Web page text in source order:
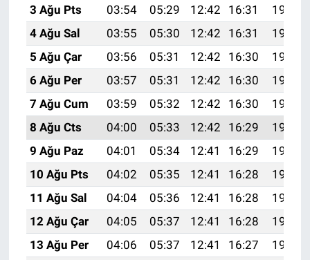
3 Ağu Pts
03:54 05:29 12:42 16:31
19:45
4 Ağu Sal
03:55 05:30 12:42 16:31
19:44
5 Ağu Çar
03:56 05:31 12:42 16:30
19:43
6 Ağu Per
03:57 05:31 12:42 16:30
19:42
7 Ağu Cum
03:59 05:32 12:42 16:30
19:41
8 Ağu Cts
04:00 05:33 12:42 16:29
19:40
9 Ağu Paz
04:01 05:34 12:41 16:29
19:39
10 Ağu Pts
04:02 05:35 12:41 16:28
19:38
11 Ağu Sal
04:04 05:36 12:41 16:28
19:37
12 Ağu Çar
04:05 05:37 12:41 16:28
19:35
13 Ağu Per
04:06 05:37 12:41 16:27
19:34